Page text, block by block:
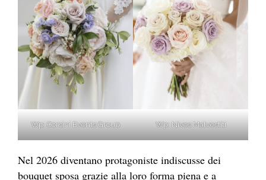
Wp: Corsini Events Group Wp: Nives Malvestiti
Nel 2026 diventano protagoniste indiscusse dei
bouquet sposa grazie alla loro forma piena e a